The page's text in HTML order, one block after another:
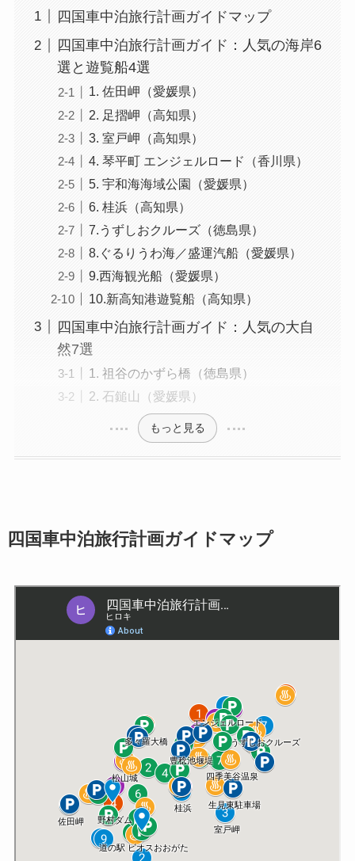
四国車中泊旅行計画ガイドマップ
四国車中泊旅行計画ガイド：人気の海岸6
選と遊覧船4選
1. 佐田岬（愛媛県）
2. 足摺岬（高知県）
3. 室戸岬（高知県）
4. 琴平町 エンジェルロード（香川県）
5. 宇和海海域公園（愛媛県）
6. 桂浜（高知県）
7.うずしおクルーズ（徳島県）
8.ぐるりうわ海／盛運汽船（愛媛県）
9.西海観光船（愛媛県）
10.新高知港遊覧船（高知県）
四国車中泊旅行計画ガイド：人気の大自
然7選
1. 祖谷のかずら橋（徳島県）
2. 石鎚山（愛媛県）
もっと見る
四国車中泊旅行計画ガイドマップ